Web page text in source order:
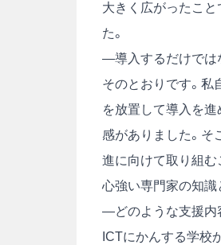
大きく広がったこと
た。
―導入するだけでは
そのとおりです。私
を放置して導入を
感がありました。そ
進に向けて取り組む
心強い専門家の知識
―どのような支援内
ICTにかんする学校